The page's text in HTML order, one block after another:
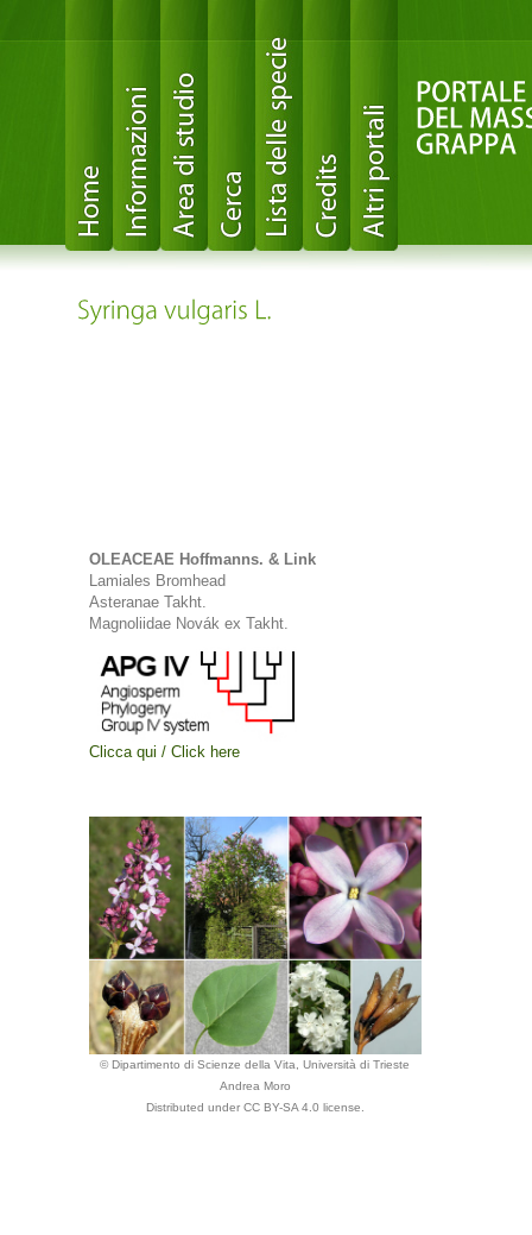
OLEACEAE Hoffmanns. & Link
Lamiales Bromhead
Asteranae Takht.
Magnoliidae Novák ex Takht.
Clicca qui / Click here
© Dipartimento di Scienze della Vita, Università di Trieste
Andrea Moro
Distributed under CC BY-SA 4.0 license.